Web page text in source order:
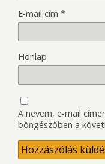
E-mail cím *
Honlap
A nevem, e-mail
böngészőben a